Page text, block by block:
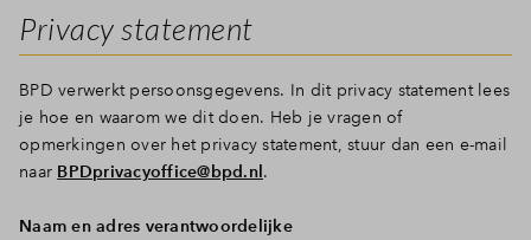
Privacy statement
BPD verwerkt persoonsgegevens. In dit privacy statement lees
je hoe en waarom we dit doen. Heb je vragen of
opmerkingen over het privacy statement, stuur dan een e-mail
naar BPDprivacyoffice@bpd.nl.
Naam en adres verantwoordelijke